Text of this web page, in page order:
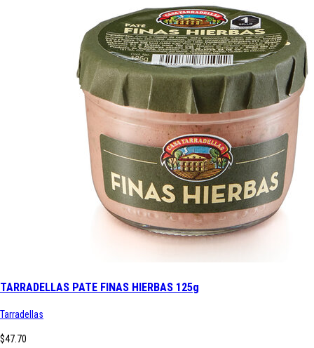
TARRADELLAS PATE FINAS HIERBAS 125g
Tarradellas
$47.70